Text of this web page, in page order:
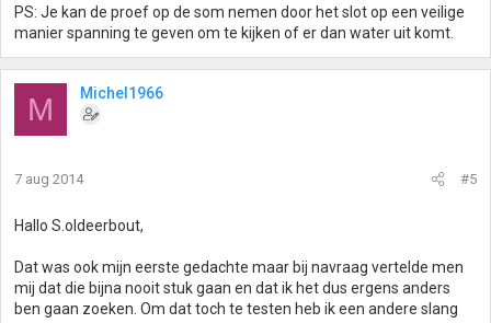
PS: Je kan de proef op de som nemen door het slot op een veilige
manier spanning te geven om te kijken of er dan water uit komt.
M Michel1966
7 aug 2014 #5
Hallo S.oldeerbout,
Dat was ook mijn eerste gedachte maar bij navraag vertelde men
mij dat die bijna nooit stuk gaan en dat ik het dus ergens anders
ben gaan zoeken. Om dat toch te testen heb ik een andere slang